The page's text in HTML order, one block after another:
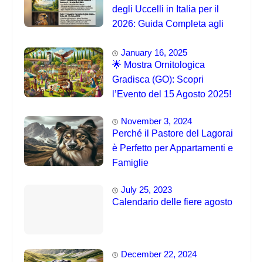
degli Uccelli in Italia per il
2026: Guida Completa agli
January 16, 2025
🌟 Mostra Ornitologica
Gradisca (GO): Scopri
l’Evento del 15 Agosto 2025!
November 3, 2024
Perché il Pastore del Lagorai
è Perfetto per Appartamenti e
Famiglie
July 25, 2023
Calendario delle fiere agosto
December 22, 2024